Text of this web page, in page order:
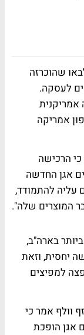
שהוכרזה
לעסקה.
אמריקה
כי הרכישה
אגן החדשה
עליה להתמודד,
המוצרים שלה".
בארה"ב,
יחסית, וזאת
למפיצים
וולף אמר כי
אגן הופכת